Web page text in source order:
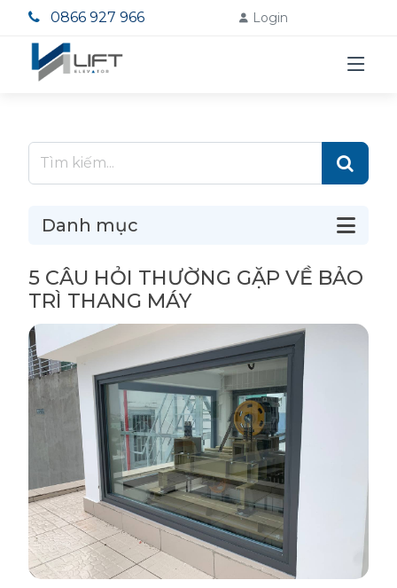
0866 927 966 Login
Danh mục
5 CÂU HỎI THƯỜNG GẶP VỀ BẢO
TRÌ THANG MÁY